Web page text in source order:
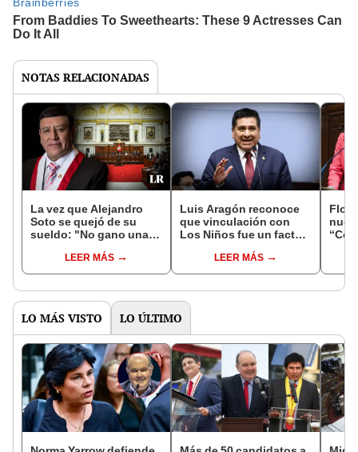
NOTAS RELACIONADAS
La vez que Alejandro
Soto se quejó de su
sueldo: "No gano una
S/10.200"LEER MÁS
Luis Aragón reconoce
que vinculación con
Los Niños fue un factor
Mesa Directiva
LEER MÁS
Flor
LO MÁS VISTO LO ÚLTIMO